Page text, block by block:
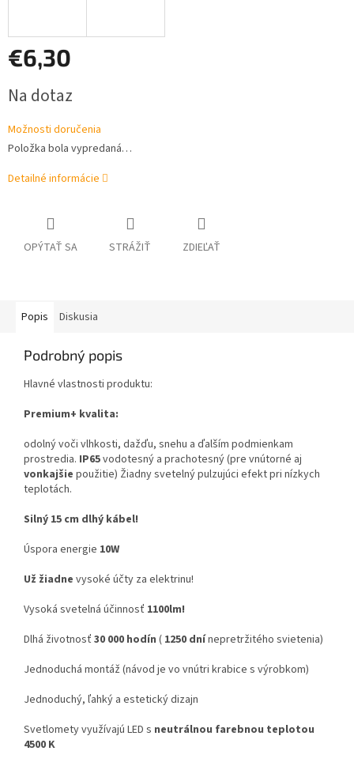
€6,30
cena:
Na dotaz
Možnosti doručenia
Položka bola vypredaná…
Detailné informácie
OPÝTAŤ SA STRÁŽIŤ ZDIEĽAŤ
Popis Diskusia
Podrobný popis
Hlavné vlastnosti produktu:
Premium+ kvalita:
odolný voči vlhkosti, dažďu, snehu a ďalším podmienkam
prostredia. IP65vodotesný a prachotesný (pre vnútorné aj
vonkajšie použitie) Žiadny svetelný pulzujúci efekt pri nízkych
teplotách.
Silný 15 cm dlhý kábel!
Úspora energie 10W
Už žiadne vysoké účty za elektrinu!
Vysoká svetelná účinnosť 1100lm!
Dlhá životnosť 30 000 hodín ( 1250 dnínepretržitého svietenia)
Jednoduchá montáž (návod je vo vnútri krabice s výrobkom)
Jednoduchý, ľahký a estetický dizajn
Svetlomety využívajú LED s neutrálnou farebnou teplotou
4500 K